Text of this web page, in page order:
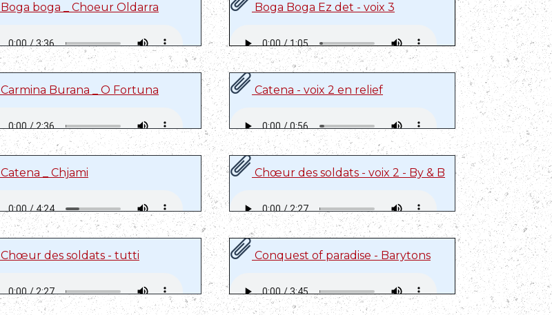
Boga boga _ Choeur Oldarra Boga Boga Ez det - voix 3
Carmina Burana _ O Fortuna Catena - voix 2 en relief
Catena _ Chjami Chœur des soldats - voix 2 - By & B
Chœur des soldats - tutti Conquest of paradise - Barytons